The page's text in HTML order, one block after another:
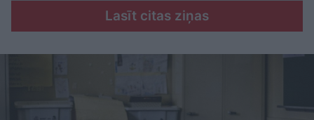
Lasīt citas ziņas